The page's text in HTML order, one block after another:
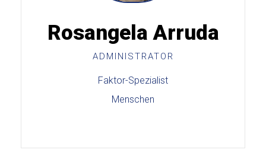
Rosangela Arruda
ADMINISTRATOR
Faktor-Spezialist
Menschen